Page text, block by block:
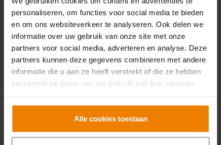
personaliseren, om functies voor social media te bieden
en om ons websiteverkeer te analyseren. Ook delen we
informatie over uw gebruik van onze site met onze
partners voor social media, adverteren en analyse. Deze
partners kunnen deze gegevens combineren met andere
informatie die u aan ze heeft verstrekt of die ze hebben
verzameld op basis van uw gebruik van hun services.
Alle cookies toestaan
Melding Incident Medewerker
(MIM)
Op 1 september 2022 is een nieuwe procedure Melding
Incidenten Medewerker (MIM) geïmplementeerd binnen
heel Sensire. In 2023 is gewerkt aan de optimalisering
van de procedure, onder andere de rol van de
Meldingen worden gedaan in AFAS en de medewerker